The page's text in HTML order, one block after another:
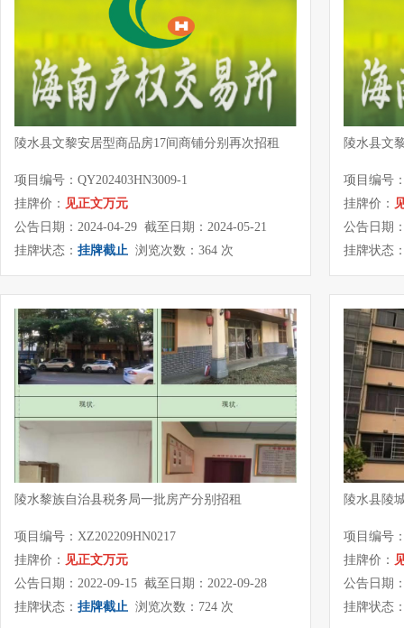
陵水县文黎安居型商品房17间商铺分别再次招租
项目编号：QY202403HN3009-1
挂牌价： 见正文万元
公告日期：2024-04-29 截至日期：2024-05-21
挂牌状态： 挂牌截止 浏览次数：364 次
陵水县文
项目编号
挂牌价：
公告日期
挂牌状态
陵水黎族自治县税务局一批房产分别招租
项目编号：XZ202209HN0217
挂牌价： 见正文万元
公告日期：2022-09-15 截至日期：2022-09-28
挂牌状态： 挂牌截止 浏览次数：724 次
陵水县陵
项目编号
挂牌价：
公告日期
挂牌状态